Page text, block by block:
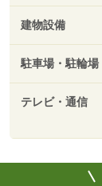
建物設備
駐車場・駐輪場
テレビ・通信